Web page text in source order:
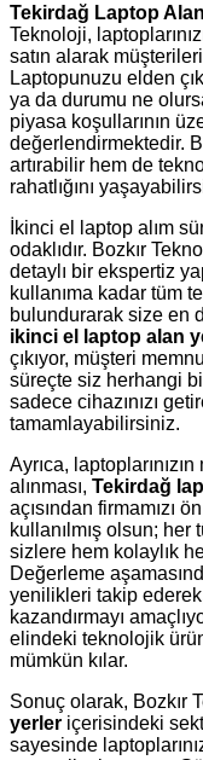
Tekirdağ Laptop
Teknoloji,
satın alarak
Laptopunuzu elden
ya da durumu ne
piyasa koşullarının
değerlendirmektedir.
artırabilir hem de
rahatlığını
İkinci el laptop alım
odaklıdır. Bozkır
detaylı bir ekspertiz
kullanıma kadar tüm
bulundurarak size en
ikinci el laptop alan
çıkıyor, müşteri
süreçte siz herhangi
sadece cihazınızı
tamamlayabilirsiniz.
Ayrıca,
alınması, Tekirdağ
açısından firmamızı
kullanılmış olsun;
sizlere hem kolaylık
Değerleme
yenilikleri takip
kazandırmayı
elindeki teknolojik
mümkün kılar.
Sonuç olarak, Bozkır
yerler içerisindeki
sayesinde